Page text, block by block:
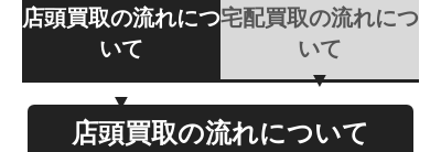
店頭買取の流れにつ
いて
宅配買取の流れにつ
いて
店頭買取の流れについて